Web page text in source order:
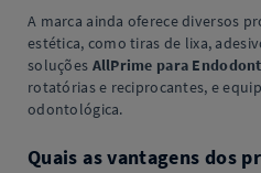
A marca ainda oferece diversos
estética, como tiras de lixa,
soluções AllPrime para
rotatórias e reciprocantes, e
odontológica.
Quais as vantagens dos